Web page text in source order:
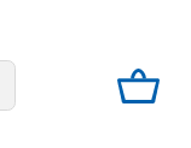
25г Nasoloda quantity